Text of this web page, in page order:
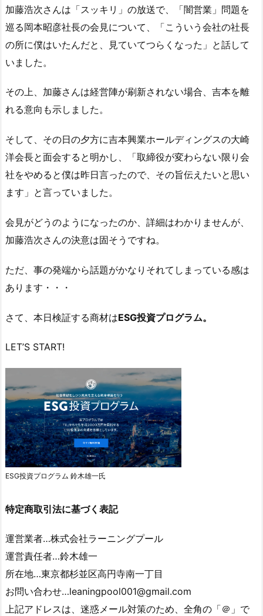
加藤浩次さんは「スッキリ」の放送で、「闇営業」問題を
巡る岡本昭彦社長の会見について、「こういう会社の社長
の所に僕はいたんだと、見ていてつらくなった」と話して
いました。
その上、加藤さんは経営陣が刷新されない場合、吉本を離
れる意向も示しました。
そして、その日の夕方に吉本興業ホールディングスの大崎
洋会長と面会すると明かし、「取締役が変わらない限り会
社をやめると僕は昨日言ったので、その旨伝えたいと思い
ます」と言っていました。
会見がどうのようになったのか、詳細はわかりませんが、
加藤浩次さんの決意は固そうですね。
ただ、事の発端から話題がかなりそれてしまっている感は
あります・・・
さて、本日検証する商材はESG投資プログラム。
LET’S START!
ESG投資プログラム 鈴木雄一氏
特定商取引法に基づく表記
運営業者…株式会社ラーニングプール
運営責任者…鈴木雄一
所在地…東京都杉並区高円寺南一丁目
お問い合わせ…leaningpool001@gmail.com
上記アドレスは、迷惑メール対策のため、全角の「＠」で